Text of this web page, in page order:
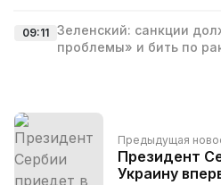
09:11 Зеленский: санкции
проблемы» и бить по
Предыдущая
Президент
Украину